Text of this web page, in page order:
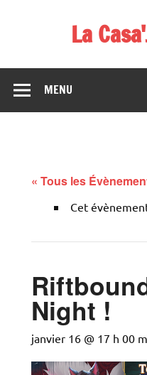
La
MENU
« Tous les
Cet
Night !
janvier 16 @ 17 h 00